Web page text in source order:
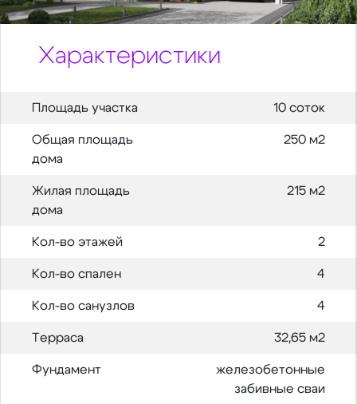
Характеристики
Площадь участка 10 соток
Общая площадь
дома
250 м2
Жилая площадь
дома
215 м2
Кол-во этажей 2
Кол-во спален 4
Кол-во санузлов 4
Терраса 32,65 м2
Фундамент
железобетонные
забивные сваи